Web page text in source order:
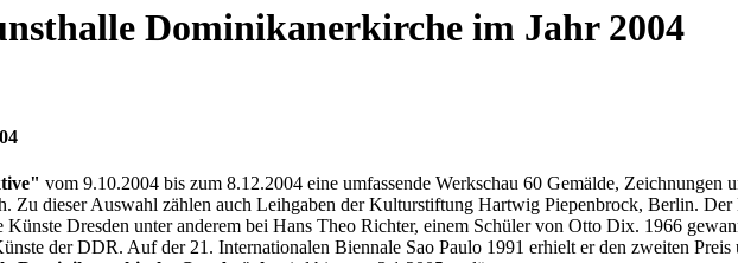
Dominikanerkirche im Jahr 2004
vom 9.10.2004 bis zum 8.12.2004 eine umfassende Werkschau 60 Gemälde,
Zu dieser Auswahl zählen auch Leihgaben der Kulturstiftung Hartwig Piepenbrock, Berlin.
Dresden unter anderem bei Hans Theo Richter, einem Schüler von Otto Dix. 1966
der DDR. Auf der 21. Internationalen Biennale Sao Paulo 1991 erhielt er den zweiten